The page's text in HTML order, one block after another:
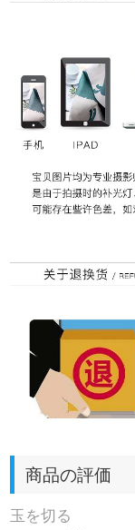
商品の評価
玉を切る